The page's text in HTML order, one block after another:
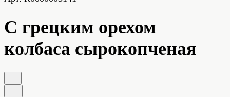
С грецким орехом
колбаса сырокопченая